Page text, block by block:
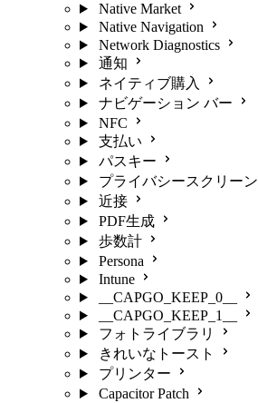
Native Market
Native Navigation
Network Diagnostics
通知
ネイティブ購入
ナビゲーション バー
NFC
支払い
パスキー
プライバシースクリーン
近接
PDF生成
歩数計
Persona
Intune
__CAPGO_KEEP_0__
__CAPGO_KEEP_1__
フォトライブラリ
きれいなトースト
プリンター
Capacitor Patch